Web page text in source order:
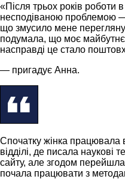
«Після трьох років роботи в
несподіваною проблемою
що змусило мене
подумала, що моє майбутнє
насправді це стало
— пригадує Анна.
Спочатку жінка працювала
відділі, де писала наукові
сайту, але згодом перейшла
почала працювати з